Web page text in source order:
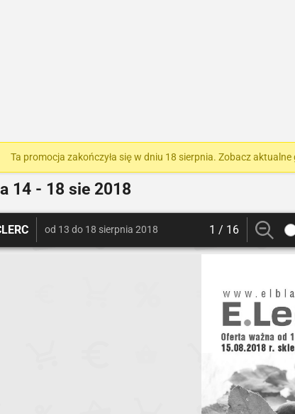
Ta promocja zakończyła się w dniu 18 sierpnia. Zobacz aktualne
14 - 18 sie 2018
od 13 do 18 sierpnia 2018 1 / 16